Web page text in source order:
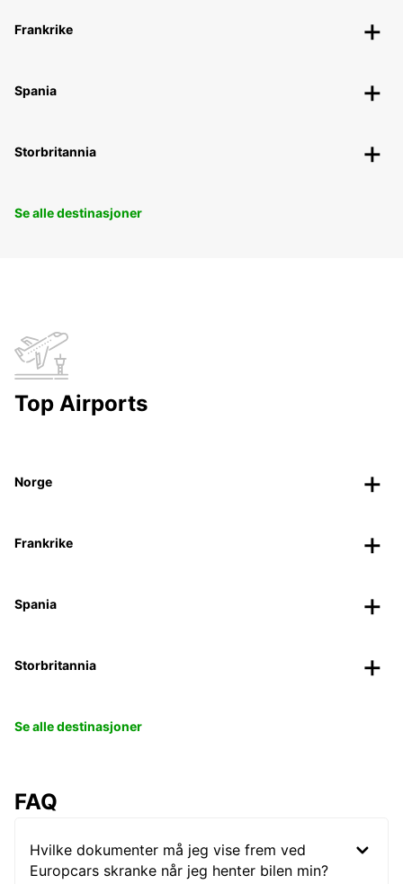
Frankrike
Spania
Storbritannia
Se alle destinasjoner
Top Airports
Norge
Frankrike
Spania
Storbritannia
Se alle destinasjoner
FAQ
Hvilke dokumenter må jeg vise frem ved
Europcars skranke når jeg henter bilen min?